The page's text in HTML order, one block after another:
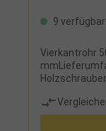
9 verfügbar
Vierkantrohr